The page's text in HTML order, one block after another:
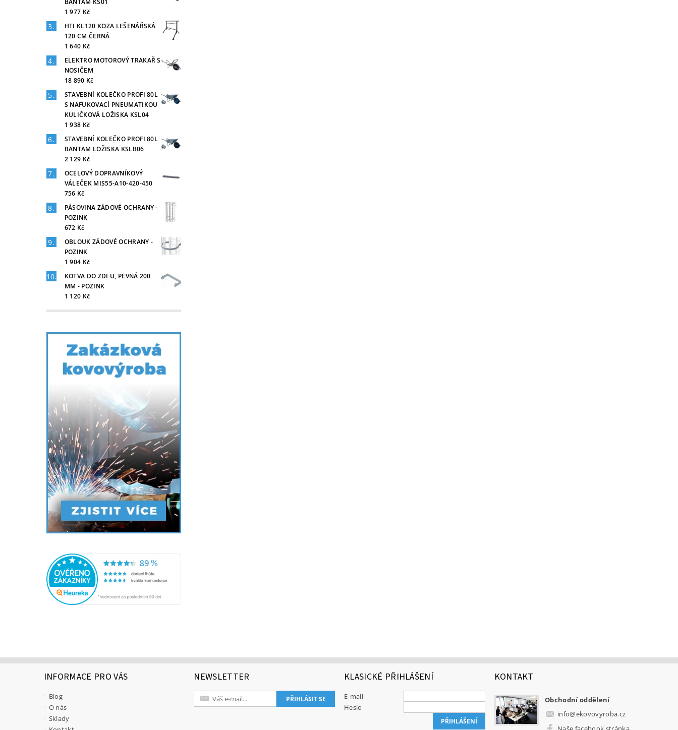
1 977 Kč
HTI KL120 KOZA LEŠENÁŘSKÁ
120 CM ČERNÁ
1 640 Kč
ELEKTRO MOTOROVÝ TRAKAŘ S
NOSIČEM
18 890 Kč
STAVEBNÍ KOLEČKO PROFI 80L
S NAFUKOVACÍ PNEUMATIKOU
KULIČKOVÁ LOŽISKA KSL04
1 938 Kč
STAVEBNÍ KOLEČKO PROFI 80L
BANTAM LOŽISKA KSLB06
2 129 Kč
OCELOVÝ DOPRAVNÍKOVÝ
VÁLEČEK MIS55-A10-420-450
756 Kč
PÁSOVINA ZÁDOVÉ OCHRANY -
POZINK
672 Kč
OBLOUK ZÁDOVÉ OCHRANY -
POZINK
1 904 Kč
KOTVA DO ZDI U, PEVNÁ 200
MM - POZINK
1 120 Kč
INFORMACE PRO VÁS
Blog
O nás
Sklady
NEWSLETTER KLASICKÉ PŘIHLÁŠENÍ
E-mail
Heslo
KONTAKT
Obchodní oddělení
info@ekovovyroba.cz